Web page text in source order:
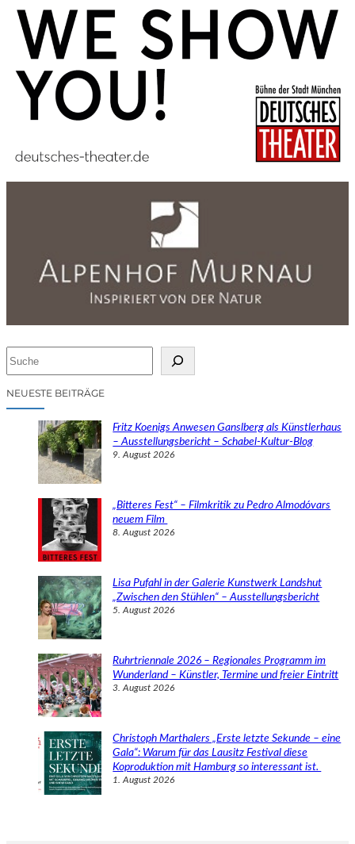
cNEUESTE BEITRÄGE
Fritz Koenigs Anwesen Ganslberg als Künstlerhaus
– Ausstellungsbericht – Schabel-Kultur-Blog
9. August 2026
„Bitteres Fest“ – Filmkritik zu Pedro Almodóvars
neuem Film
8. August 2026
Lisa Pufahl in der Galerie Kunstwerk Landshut
„Zwischen den Stühlen“ – Ausstellungsbericht
5. August 2026
Ruhrtriennale 2026 – Regionales Programm im
Wunderland – Künstler, Termine und freier Eintritt
3. August 2026
Christoph Marthalers „Erste letzte Sekunde – eine
Gala“: Warum für das Lausitz Festival diese
Koproduktion mit Hamburg so interessant ist.
1. August 2026